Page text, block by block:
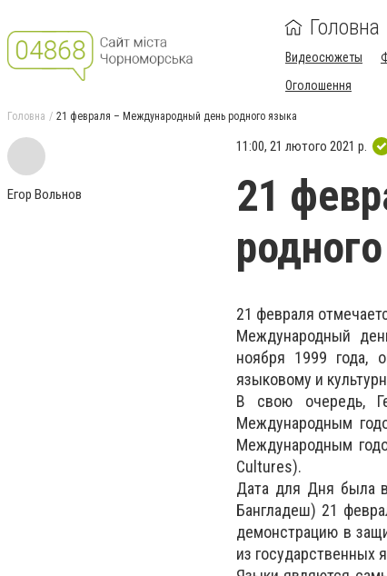
Головна
Видеосюжеты
Оголошення
Головна 21 февраля – Международный день родного языка
Егор Вольнов
11:00, 21 лютого 2021 р.
21
21 февраля
Международный
ноября 1999 года,
языковому и
В свою очередь,
Международным
Международным
Cultures).
Дата для Дня была
Бангладеш) 21
демонстрацию в
из государственных